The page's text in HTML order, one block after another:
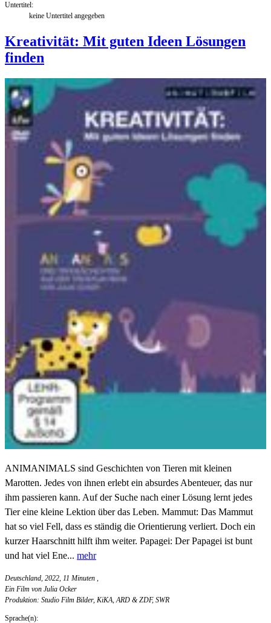
Untertitel:
keine Untertitel angegeben
Kreativität: Mit guten Ideen Lösungen
finden
ANIMANIMALS sind Geschichten von Tieren mit kleinen
Marotten. Jedes von ihnen erlebt ein absurdes Abenteuer, das nur
ihm passieren kann. Auf der Suche nach einer Lösung lernt jedes
Tier eine kleine Lektion über das Leben. Mammut: Das Mammut
hat so viel Fell, dass es ständig die Orientierung verliert. Doch ein
kurzer Haarschnitt hilft ihm weiter. Papagei: Der Papagei ist bunt
und hat viel Ene... mehr
Deutschland, 2022, 11 Minuten ,
Ein Film von Julia Ocker
Produktion: Studio Film Bilder, KiKA, ARD & ZDF, SWR
Sprache(n):